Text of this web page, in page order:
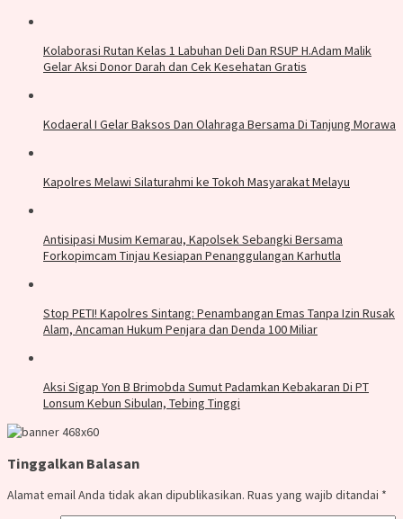
Kolaborasi Rutan Kelas 1 Labuhan Deli Dan RSUP H.Adam Malik
Gelar Aksi Donor Darah dan Cek Kesehatan Gratis
Kodaeral I Gelar Baksos Dan Olahraga Bersama Di Tanjung Morawa
Kapolres Melawi Silaturahmi ke Tokoh Masyarakat Melayu
Antisipasi Musim Kemarau, Kapolsek Sebangki Bersama
Forkopimcam Tinjau Kesiapan Penanggulangan Karhutla
Stop PETI! Kapolres Sintang: Penambangan Emas Tanpa Izin Rusak
Alam, Ancaman Hukum Penjara dan Denda 100 Miliar
Aksi Sigap Yon B Brimobda Sumut Padamkan Kebakaran Di PT
Lonsum Kebun Sibulan, Tebing Tinggi
Tinggalkan Balasan
Alamat email Anda tidak akan dipublikasikan. Ruas yang wajib ditandai *